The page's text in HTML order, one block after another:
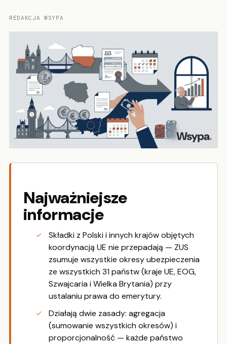
REDAKCJA WSYPA
Najważniejsze
informacje
Składki z Polski i innych krajów objętych
koordynacją UE nie przepadają — ZUS
zsumuje wszystkie okresy ubezpieczenia
ze wszystkich 31 państw (kraje UE, EOG,
Szwajcaria i Wielka Brytania) przy
ustalaniu prawa do emerytury.
Działają dwie zasady: agregacja
(sumowanie wszystkich okresów) i
proporcjonalność — każde państwo